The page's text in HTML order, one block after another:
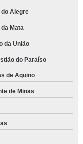
do Alegre
Mata
da União
do Paraíso
de Aquino
de Minas